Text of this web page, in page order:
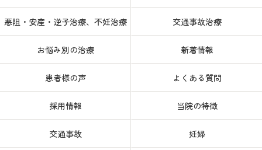
悪阻・安産・逆子治療、不妊治療 交通事故治療
お悩み別の治療 新着情報
患者様の声 よくある質問
採用情報 当院の特徴
交通事故 妊婦